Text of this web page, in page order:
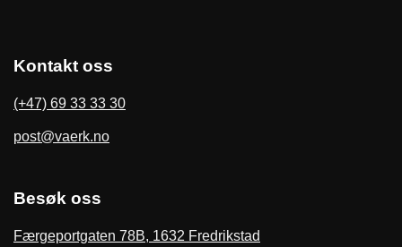
Kontakt oss
(+47) 69 33 33 30
post@vaerk.no
Besøk oss
Færgeportgaten 78B, 1632 Fredrikstad